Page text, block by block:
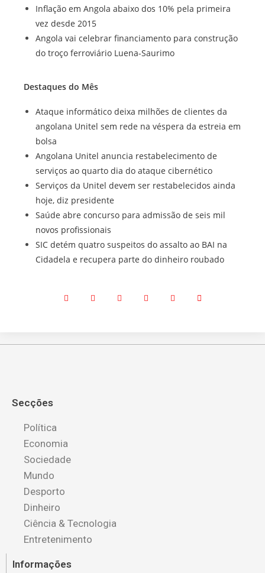
Inflação em Angola abaixo dos 10% pela primeira
vez desde 2015
Angola vai celebrar financiamento para construção
do troço ferroviário Luena-Saurimo
Destaques do Mês
Ataque informático deixa milhões de clientes da
angolana Unitel sem rede na véspera da estreia em
bolsa
Angolana Unitel anuncia restabelecimento de
serviços ao quarto dia do ataque cibernético
Serviços da Unitel devem ser restabelecidos ainda
hoje, diz presidente
Saúde abre concurso para admissão de seis mil
novos profissionais
SIC detém quatro suspeitos do assalto ao BAI na
Cidadela e recupera parte do dinheiro roubado
Secções
Política
Economia
Sociedade
Mundo
Desporto
Dinheiro
Ciência & Tecnologia
Entretenimento
Informações